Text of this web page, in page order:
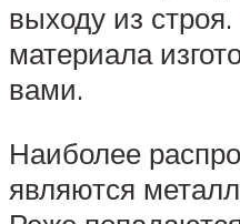
выходу из
материала
вами.
Наиболее
являются